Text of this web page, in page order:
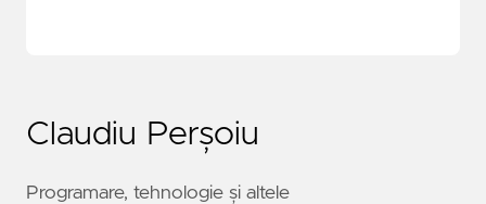
Claudiu Perșoiu
Programare, tehnologie și altele